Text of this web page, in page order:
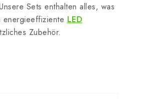
Sets enthalten alles, was
energieeffiziente LED
Zubehör.